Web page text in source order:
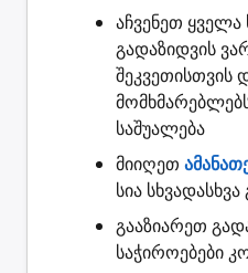
აჩვენეთ
გადაზიდვის
შეკვეთისთვის
საშუალება
მიიღეთ
სია
გააზიარეთ
საჭიროებები